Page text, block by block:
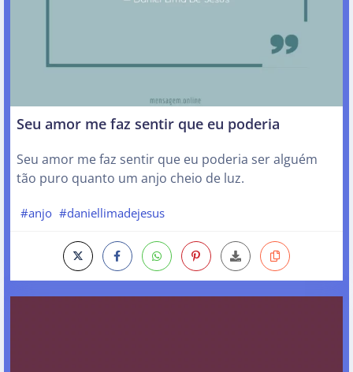
Seu amor me faz sentir que eu poderia
Seu amor me faz sentir que eu poderia ser alguém
tão puro quanto um anjo cheio de luz.
#anjo #daniellimadejesus